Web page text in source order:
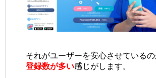
それがユーザーを安心させているの
登録数が多い感じがします。